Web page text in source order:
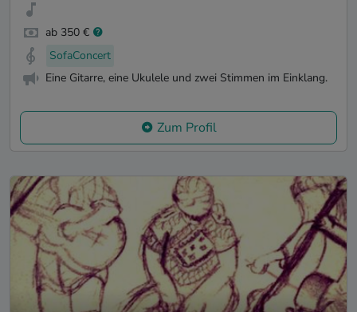
ab 350 €
SofaConcert
Eine Gitarre, eine Ukulele und zwei Stimmen im Einklang.
Zum Profil